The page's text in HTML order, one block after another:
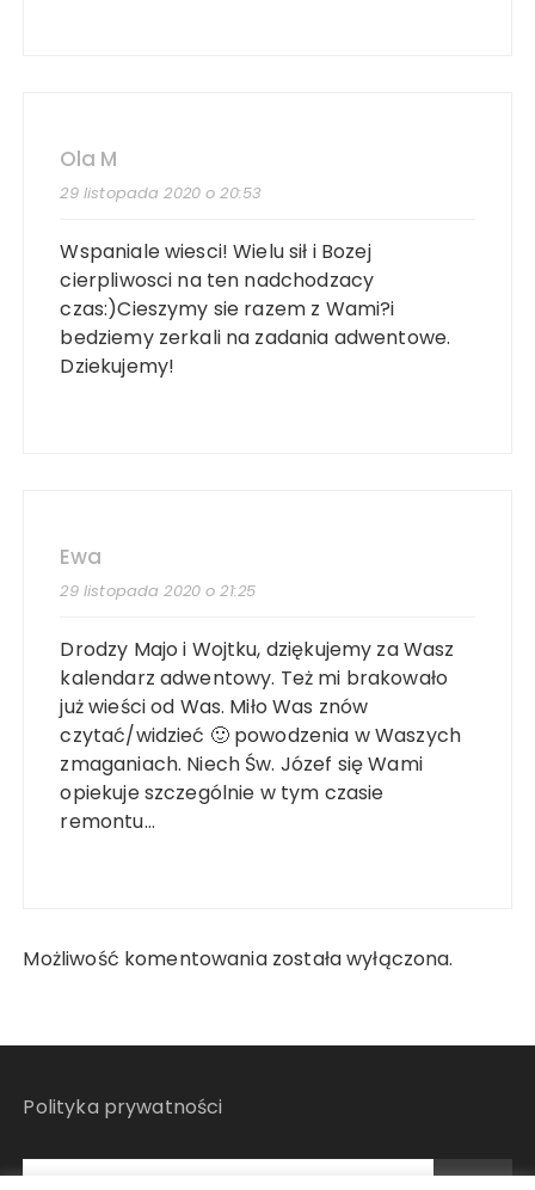
Ola M
29 listopada 2020 o 20:53
Wspaniale wiesci! Wielu sił i Bozej
cierpliwosci na ten nadchodzacy
czas:)Cieszymy sie razem z Wami?i
bedziemy zerkali na zadania adwentowe.
Dziekujemy!
Ewa
29 listopada 2020 o 21:25
Drodzy Majo i Wojtku, dziękujemy za Wasz
kalendarz adwentowy. Też mi brakowało
już wieści od Was. Miło Was znów
czytać/widzieć 🙂 powodzenia w Waszych
zmaganiach. Niech Św. Józef się Wami
opiekuje szczególnie w tym czasie
remontu…
Możliwość komentowania została wyłączona.
Polityka prywatności